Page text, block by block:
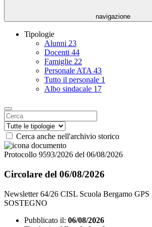
navigazione
Tipologie
Alunni 23
Docenti 44
Famiglie 22
Personale ATA 43
Tutto il personale 1
Albo sindacale 17
Cerca anche nell'archivio storico
Protocollo 9593/2026 del 06/08/2026
Circolare del 06/08/2026
Newsletter 64/26 CISL Scuola Bergamo
SOSTEGNO
Pubblicato il: 06/08/2026